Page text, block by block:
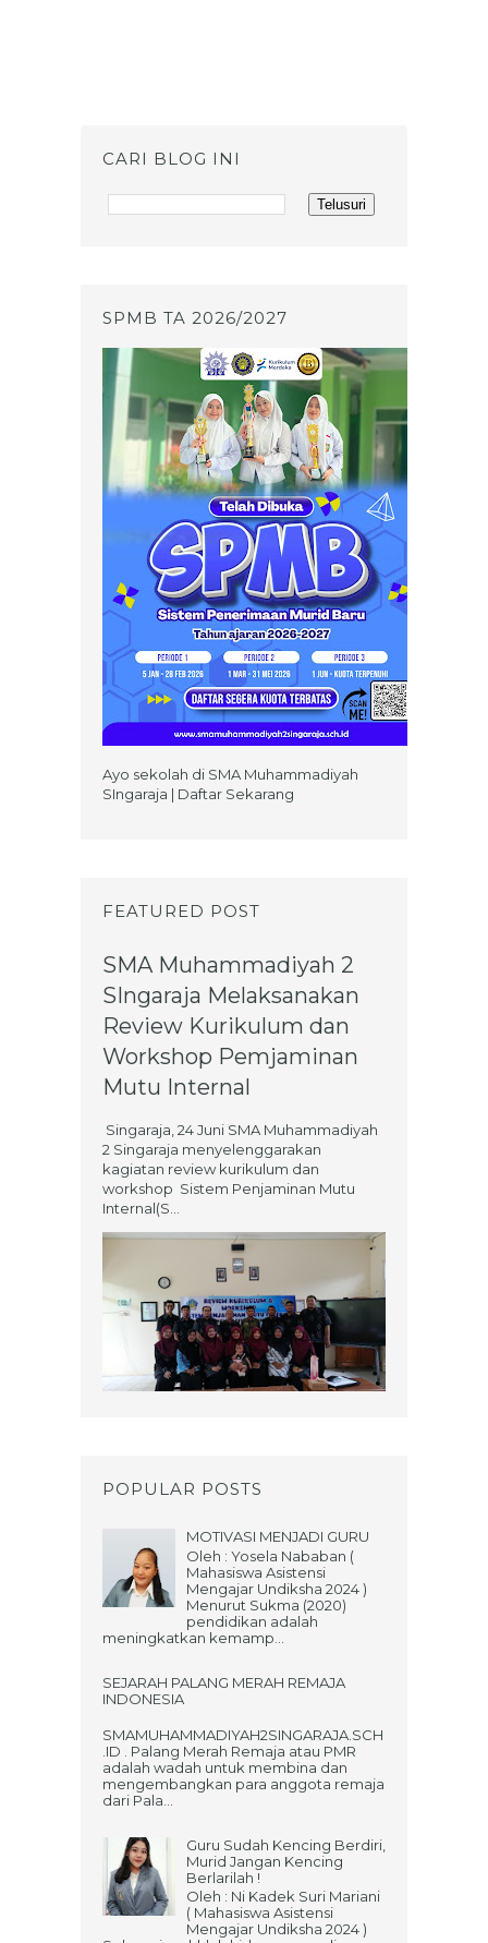
CARI BLOG INI
SPMB TA 2026/2027
Ayo sekolah di SMA Muhammadiyah
SIngaraja | Daftar Sekarang
FEATURED POST
SMA Muhammadiyah 2
SIngaraja Melaksanakan
Review Kurikulum dan
Workshop Pemjaminan
Mutu Internal
Singaraja, 24 Juni SMA Muhammadiyah
2 Singaraja menyelenggarakan
kagiatan review kurikulum dan
workshop Sistem Penjaminan Mutu
Internal(S...
POPULAR POSTS
MOTIVASI MENJADI GURU
Oleh : Yosela Nababan (
Mahasiswa Asistensi
Mengajar Undiksha 2024 )
Menurut Sukma (2020)
pendidikan adalah
meningkatkan kemamp...
SEJARAH PALANG MERAH REMAJA
INDONESIA
SMAMUHAMMADIYAH2SINGARAJA.SCH
.ID . Palang Merah Remaja atau PMR
adalah wadah untuk membina dan
mengembangkan para anggota remaja
dari Pala...
Guru Sudah Kencing Berdiri,
Murid Jangan Kencing
Berlarilah !
Oleh : Ni Kadek Suri Mariani
( Mahasiswa Asistensi
Mengajar Undiksha 2024 )